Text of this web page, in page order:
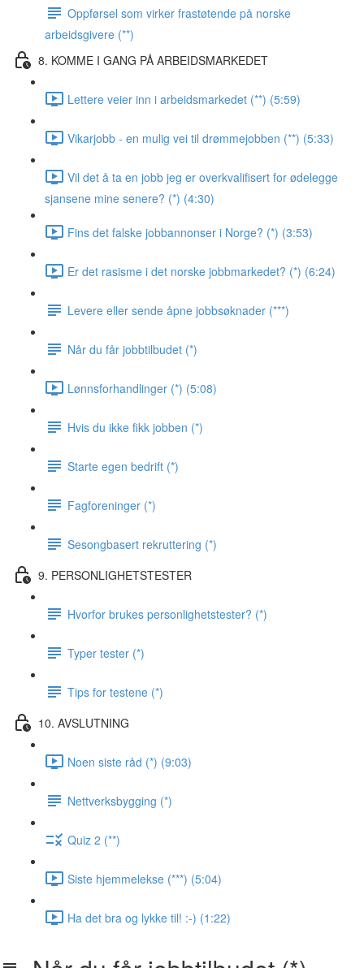
Oppførsel som virker frastøtende på norske
arbeidsgivere (**)
8. KOMME I GANG PÅ ARBEIDSMARKEDET
Lettere veier inn i arbeidsmarkedet (**) (5:59)
Vikarjobb - en mulig vei til drømmejobben (**) (5:33)
Vil det å ta en jobb jeg er overkvalifisert for ødelegge
sjansene mine senere? (*) (4:30)
Fins det falske jobbannonser i Norge? (*) (3:53)
Er det rasisme i det norske jobbmarkedet? (*) (6:24)
Levere eller sende åpne jobbsøknader (***)
Når du får jobbtilbudet (*)
Lønnsforhandlinger (*) (5:08)
Hvis du ikke fikk jobben (*)
Starte egen bedrift (*)
Fagforeninger (*)
Sesongbasert rekruttering (*)
9. PERSONLIGHETSTESTER
Hvorfor brukes personlighetstester? (*)
Typer tester (*)
Tips for testene (*)
10. AVSLUTNING
Noen siste råd (*) (9:03)
Nettverksbygging (*)
Quiz 2 (**)
Siste hjemmelekse (***) (5:04)
Ha det bra og lykke til! :-) (1:22)